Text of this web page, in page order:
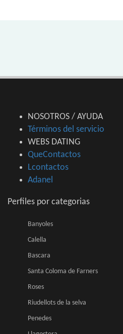
NOSOTROS / AYUDA
Términos del servicio
WEBS DATING
QueContactos
Lcontactos
Adanel
Perfiles por categorias
Banyoles
Calella
Bascara
Santa Coloma de Farners
Roses
Riudellots de la selva
Penedes